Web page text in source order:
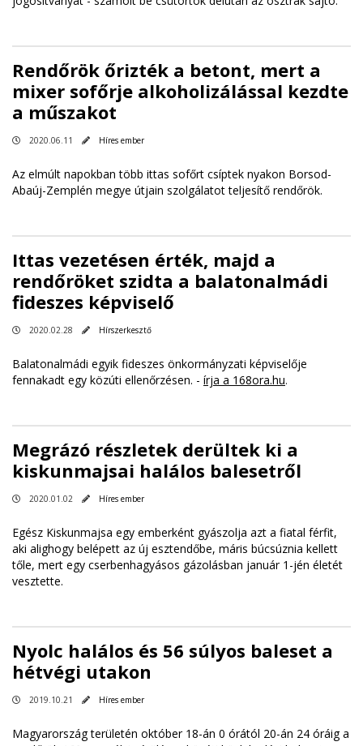
Rendőrök őrizték a betont, mert a
mixer sofőrje alkoholizálással kezdte
a műszakot
2020.06.11 Híres ember
Az elmúlt napokban több ittas sofőrt csíptek nyakon Borsod-
Abaúj-Zemplén megye útjain szolgálatot teljesítő rendőrök.
Ittas vezetésen érték, majd a
rendőröket szidta a balatonalmádi
fideszes képviselő
2020.02.28 Hírszerkesztő
Balatonalmádi egyik fideszes önkormányzati képviselője
fennakadt egy közúti ellenőrzésen. - írja a 168ora.hu.
Megrázó részletek derültek ki a
kiskunmajsai halálos balesetről
2020.01.02 Híres ember
Egész Kiskunmajsa egy emberként gyászolja azt a fiatal férfit,
aki alighogy belépett az új esztendőbe, máris búcsúznia kellett
tőle, mert egy cserbenhagyásos gázolásban január 1-jén életét
vesztette.
Nyolc halálos és 56 súlyos baleset a
hétvégi utakon
2019.10.21 Híres ember
Magyarország területén október 18-án 0 órától 20-án 24 óráig a